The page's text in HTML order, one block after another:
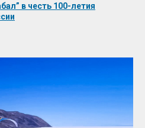
в честь 100-летия